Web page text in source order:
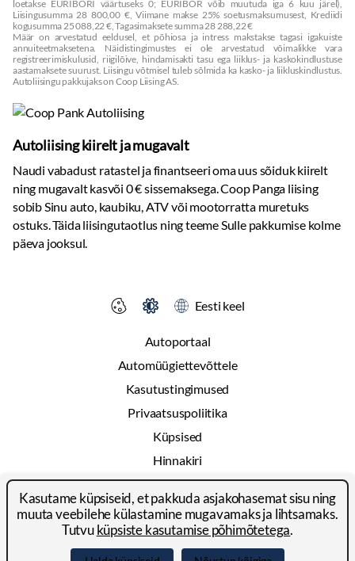
loetakse EURIBORI väärtuseks 0; EURIBOR võib muutuda iga 6 kuu järel),
Liisingusumma 28 800,00 €, Viimane makse 25% soetusmaksumusest, Krediidi
kogusumma 25 088,22 €, Tagasimaksete summa 28 288,22 €
Määr on arvestatud eeldusel, et põhiosa ja intress makstakse tagasi igakuiste
annuiteetmaksetena. Näidistingimustes ei ole arvestatud võimalikke vara
registreerimiskulusid, riigilõive, hindamisakti tasu ega liiklus- ja kaskokindlustuse
aastamaksete suurust. Liisingu võtmisel tuleb sõlmida ka kasko- ja liikluskindlustus.
Autoliisingu pakkujaks on Coop Liising AS.
Autoliising kiirelt ja mugavalt
Naudi vabadust ratastel ja finantseeri oma uus sõiduk kiirelt
ning mugavalt kasvõi 0 € sissemaksega. Coop Panga liising
sobib Sinu auto, kaubiku, ATV või mootorratta muretuks
ostuks. Täida liisingutaotlus ning teeme Sulle pakkumise kolme
päeva jooksul.
Autoportaal
Automüügiettevõttele
Kasutustingimused
Privaatsuspoliitika
Küpsised
Hinnakiri
Reklaam
Kontakt
Eesti keel
Kasutame küpsiseid, et pakkuda asjakohasemat sisu ning
muuta veebilehe külastamine mugavamaks ja lihtsamaks.
Tutvuküpsiste kasutamise põhimõtetega.